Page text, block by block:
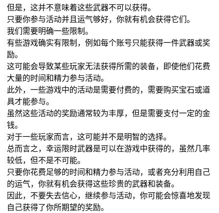
但是，这并不意味着这些武器不可以获得。
只要你参与活动并且运气够好，你就有机会获得它们。
我们需要明确一些限制。
有些游戏确实有限制，例如每个账号只能获得一件武器或奖
励。
这可能会导致某些玩家无法获得所需的装备，即使他们花费
大量的时间和精力参与活动。
此外，一些游戏中的活动是需要付费的，需要购买宝石或道
具才能参与。
虽然这些活动的奖励通常较为丰厚，但是需要支付一定的金
钱。
对于一些玩家而言，这可能并不是明智的选择。
总而言之，幸运限时武器是可以在游戏中获得的，虽然几率
较低，但不是不可能。
只要你花费足够的时间和精力参与活动，或者充分利用自己
的运气，你就有机会获得这些珍贵的武器和装备。
因此，不要失去信心，继续参与活动，你可能会惊喜地发现
自己获得了你所期望的奖励。